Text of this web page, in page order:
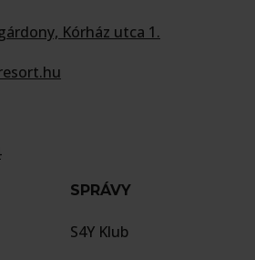
Kórház utca 1.
SPRÁVY
S4Y Klub